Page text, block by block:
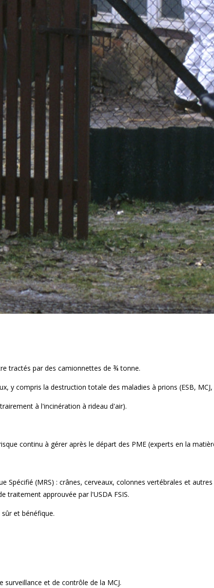
tractés par des camionnettes de ¾ tonne.
y compris la destruction totale des maladies à prions (ESB,
à l'incinération à rideau d'air).
continu à gérer après le départ des PME (experts en la
Spécifié (MRS) : crânes, cerveaux, colonnes vertébrales et
traitement approuvée par l'USDA FSIS.
et bénéfique.
et de contrôle de la MCJ.